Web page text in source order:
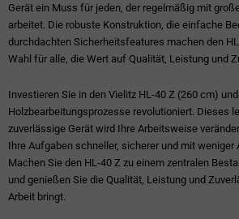
Gerät ein Muss für jeden, der regelmäßig mit
arbeitet. Die robuste Konstruktion, die einfache
durchdachten Sicherheitsfeatures machen den
Wahl für alle, die Wert auf Qualität, Leistung und
Investieren Sie in den Vielitz HL-40 Z (260 cm)
Holzbearbeitungsprozesse revolutioniert. Dieses
zuverlässige Gerät wird Ihre Arbeitsweise
Ihre Aufgaben schneller, sicherer und mit weniger
Machen Sie den HL-40 Z zu einem zentralen
und genießen Sie die Qualität, Leistung und
Arbeit bringt.